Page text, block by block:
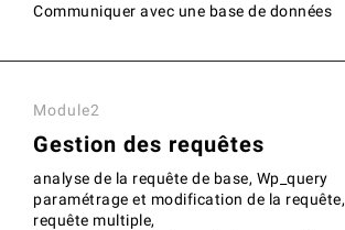
Communiquer avec une base de données
Module2
Gestion des requêtes
analyse de la requête de base, Wp_query
paramétrage et modification de la requête,
requête multiple,